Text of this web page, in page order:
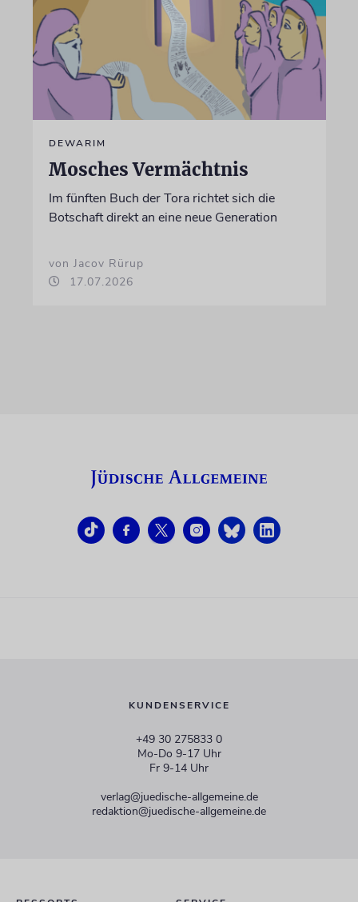
DEWARIM
Mosches Vermächtnis
Im fünften Buch der Tora richtet sich die
Botschaft direkt an eine neue Generation
von Jacov Rürup
17.07.2026
KUNDENSERVICE
+49 30 275833 0
Mo-Do 9-17 Uhr
Fr 9-14 Uhr
verlag@juedische-allgemeine.de
redaktion@juedische-allgemeine.de